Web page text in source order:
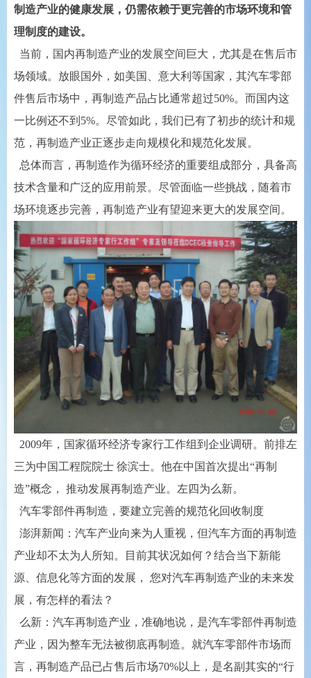
制造产业的健康发展，仍需依赖于更完善的市场环境和管
理制度的建设。
当前，国内再制造产业的发展空间巨大，尤其是在售后市
场领域。放眼国外，如美国、意大利等国家，其汽车零部
件售后市场中，再制造产品占比通常超过50%。而国内这
一比例还不到5%。尽管如此，我们已有了初步的统计和规
范，再制造产业正逐步走向规模化和规范化发展。
总体而言，再制造作为循环经济的重要组成部分，具备高
技术含量和广泛的应用前景。尽管面临一些挑战，随着市
场环境逐步完善，再制造产业有望迎来更大的发展空间。
2009年，国家循环经济专家行工作组到企业调研。前排左
三为中国工程院院士 徐滨士。他在中国首次提出“再制
造”概念， 推动发展再制造产业。左四为么新。
汽车零部件再制造，要建立完善的规范化回收制度
澎湃新闻：汽车产业向来为人重视，但汽车方面的再制造
产业却不太为人所知。目前其状况如何？结合当下新能
源、信息化等方面的发展， 您对汽车再制造产业的未来发
展，有怎样的看法？
么新：汽车再制造产业，准确地说，是汽车零部件再制造
产业，因为整车无法被彻底再制造。就汽车零部件市场而
言，再制造产品已占售后市场70%以上，是名副其实的“行